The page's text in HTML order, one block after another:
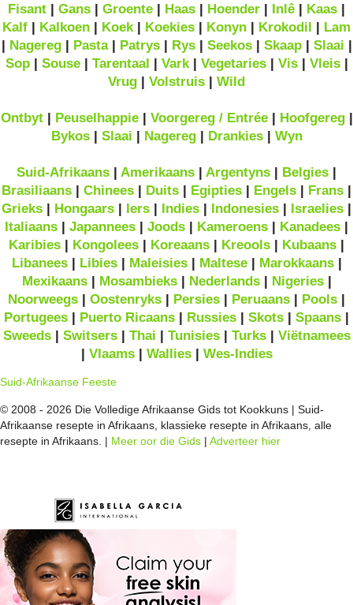
Fisant | Gans | Groente | Haas | Hoender | Inlê | Kaas |
Kalf | Kalkoen | Koek | Koekies | Konyn | Krokodil | Lam
| Nagereg| Pasta| Patrys| Rys| Seekos| Skaap| Slaai |
Sop| Souse| Tarentaal | Vark| Vegetaries| Vis| Vleis|
Vrug | Volstruis | Wild
Ontbyt| Peuselhappie| Voorgereg / Entrée| Hoofgereg|
Bykos| Slaai | Nagereg| Drankies| Wyn
Suid-Afrikaans | Amerikaans | Argentyns | Belgies |
Brasiliaans | Chinees | Duits | Egipties | Engels | Frans |
Grieks | Hongaars | Iers | Indies | Indonesies | Israelies |
Italiaans | Japannees | Joods | Kameroens | Kanadees |
Karibies | Kongolees | Koreaans | Kreools | Kubaans |
Libanees| Libies| Maleisies| Maltese| Marokkaans|
Mexikaans| Mosambieks| Nederlands| Nigeries|
Noorweegs | Oostenryks | Persies | Peruaans | Pools |
Portugees | Puerto Ricaans | Russies | Skots | Spaans |
Sweeds| Switsers| Thai | Tunisies| Turks| Viëtnamees
| Vlaams| Wallies| Wes-Indies
Suid-Afrikaanse Feeste
© 2008 - 2026 Die Volledige Afrikaanse Gids tot Kookkuns | Suid-
Afrikaanse resepte in Afrikaans, klassieke resepte in Afrikaans, alle
resepte in Afrikaans. | Meer oor die Gids | Adverteer hier